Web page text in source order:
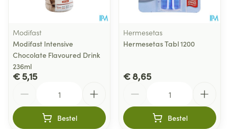
Modifast
Modifast Intensive
Chocolate Flavoured Drink
236ml
€ 5,15
Bestel
Hermesetas
Hermesetas Tabl 1200
€ 8,65
Bestel